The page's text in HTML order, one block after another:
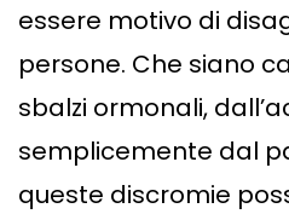
essere motivo di
persone. Che siano
sbalzi ormonali,
semplicemente dal
queste discromie